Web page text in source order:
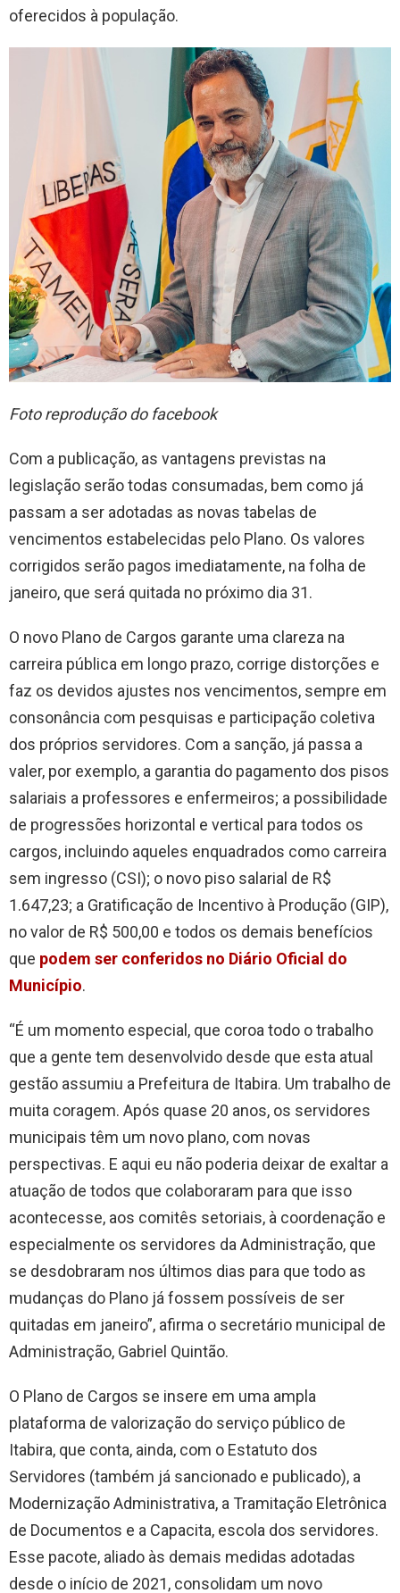
oferecidos à população.
Foto reprodução do facebook
Com a publicação, as vantagens previstas na
legislação serão todas consumadas, bem como já
passam a ser adotadas as novas tabelas de
vencimentos estabelecidas pelo Plano. Os valores
corrigidos serão pagos imediatamente, na folha de
janeiro, que será quitada no próximo dia 31.
O novo Plano de Cargos garante uma clareza na
carreira pública em longo prazo, corrige distorções e
faz os devidos ajustes nos vencimentos, sempre em
consonância com pesquisas e participação coletiva
dos próprios servidores. Com a sanção, já passa a
valer, por exemplo, a garantia do pagamento dos pisos
salariais a professores e enfermeiros; a possibilidade
de progressões horizontal e vertical para todos os
cargos, incluindo aqueles enquadrados como carreira
sem ingresso (CSI); o novo piso salarial de R$
1.647,23; a Gratificação de Incentivo à Produção (GIP),
no valor de R$ 500,00 e todos os demais benefícios
que podem ser conferidos no Diário Oficial do
Município.
“É um momento especial, que coroa todo o trabalho
que a gente tem desenvolvido desde que esta atual
gestão assumiu a Prefeitura de Itabira. Um trabalho de
muita coragem. Após quase 20 anos, os servidores
municipais têm um novo plano, com novas
perspectivas. E aqui eu não poderia deixar de exaltar a
atuação de todos que colaboraram para que isso
acontecesse, aos comitês setoriais, à coordenação e
especialmente os servidores da Administração, que
se desdobraram nos últimos dias para que todo as
mudanças do Plano já fossem possíveis de ser
quitadas em janeiro”, afirma o secretário municipal de
Administração, Gabriel Quintão.
O Plano de Cargos se insere em uma ampla
plataforma de valorização do serviço público de
Itabira, que conta, ainda, com o Estatuto dos
Servidores (também já sancionado e publicado), a
Modernização Administrativa, a Tramitação Eletrônica
de Documentos e a Capacita, escola dos servidores.
Esse pacote, aliado às demais medidas adotadas
desde o início de 2021, consolidam um novo